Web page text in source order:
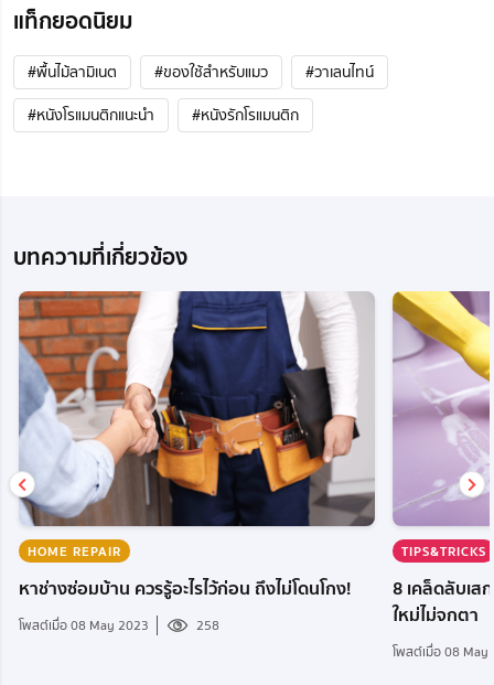
แท็กยอดนิยม
#พื้นไม้ลามิเนต #ของใช้สำหรับแมว
#วาเลนไทน์
#หนังโรแมนติกแนะนํา
#หนังรักโรแมนติก
บทความที่เกี่ยวข้อง
HOME REPAIR
หาช่างซ่อมบ้าน ควรรู้อะไรไว้ก่อน ถึงไม่โดนโกง!
โพสต์เมื่อ 08 May 2023 258
TIPS&TRICKS
8 เคล็ดลับเส
ใหม่ไม่จกตา
โพสต์เมื่อ 08 May